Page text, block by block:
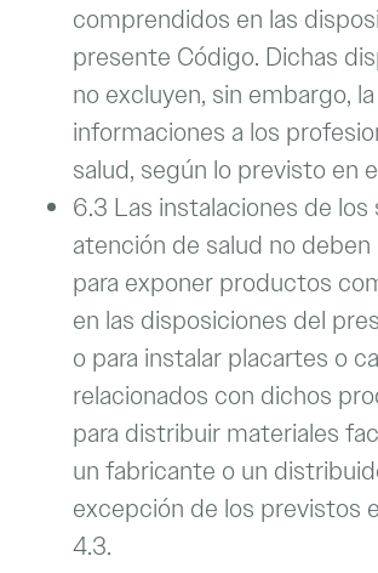
comprendidos en las
presente Código. Dichas
no excluyen, sin embargo,
informaciones a los
salud, según lo previsto en
6.3 Las instalaciones de
atención de salud no deben
para exponer productos
en las disposiciones del
o para instalar placartes o
relacionados con dichos
para distribuir materiales
un fabricante o un
excepción de los previstos
4.3.